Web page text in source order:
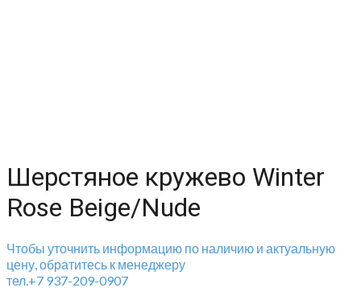
Шерстяное кружево Winter
Rose Beige/Nude
Чтобы уточнить информацию по наличию и актуальную
цену, обратитесь к менеджеру
тел.+7 937-209-0907